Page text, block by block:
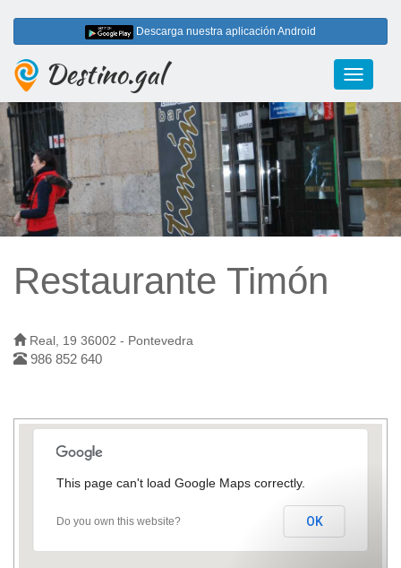
Descarga nuestra aplicación Android
Toggle
Destino.gal
Restaurante Timón
Real, 19 36002 - Pontevedra
986 852 640
This page can't load Google Maps correctly.
Do you own this website? OK